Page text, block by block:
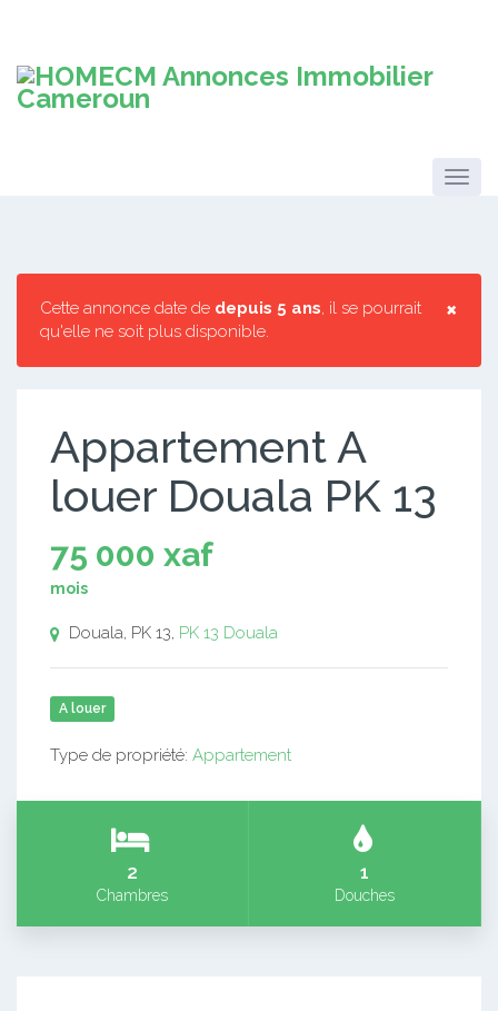
×
Cette annonce date de depuis 5 ans, il se pourrait
qu'elle ne soit plus disponible.
Appartement A
louer Douala PK 13
75 000 xaf
mois
Douala, PK 13, PK 13 Douala
A louer
Type de propriété: Appartement
2
Chambres
1
Douches